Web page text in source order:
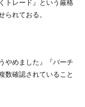
れておる。
やめました』『バーチ
数確認されていること